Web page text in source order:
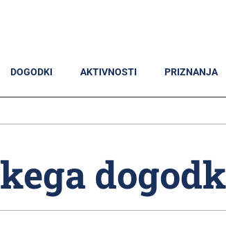
DOGODKI AKTIVNOSTI PRIZNANJA